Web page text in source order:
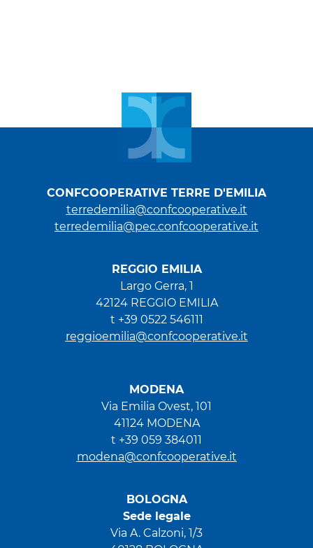
CONFCOOPERATIVE TERRE D'EMILIA
terredemilia@confcooperative.it
terredemilia@pec.confcooperative.it
REGGIO EMILIA
Largo Gerra, 1
42124 REGGIO EMILIA
t +39 0522 546111
reggioemilia@confcooperative.it
MODENA
Via Emilia Ovest, 101
41124 MODENA
t +39 059 384011
modena@confcooperative.it
BOLOGNA
Sede legale
Via A. Calzoni, 1/3